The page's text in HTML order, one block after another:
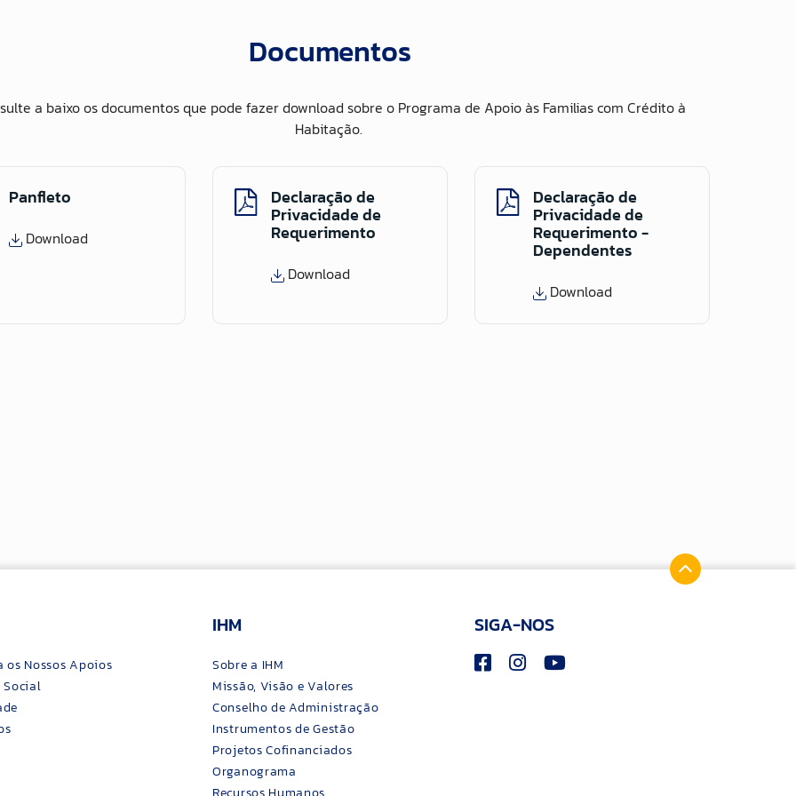
Documentos
a baixo os documentos que pode fazer download sobre o Programa de Apoio às Familias com Crédito à
Habitação.
Panfleto
Download
Declaração de
Privacidade de
Requerimento
Download
Declaração de
Privacidade de
Requerimento -
Dependentes
Download
os Nossos Apoios
Social
IHM
Sobre a IHM
Missão, Visão e Valores
Conselho de Administração
Instrumentos de Gestão
Projetos Cofinanciados
Organograma
SIGA-NOS